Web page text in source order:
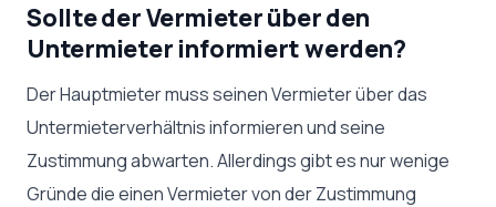
Sollte der Vermieter über den
Untermieter informiert werden?
Der Hauptmieter muss seinen Vermieter über das
Untermieterverhältnis informieren und seine
Zustimmung abwarten. Allerdings gibt es nur wenige
Gründe die einen Vermieter von der Zustimmung